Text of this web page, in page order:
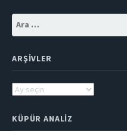
ARŞIVLER
Arşivler
KÜPÜR ANALIZ